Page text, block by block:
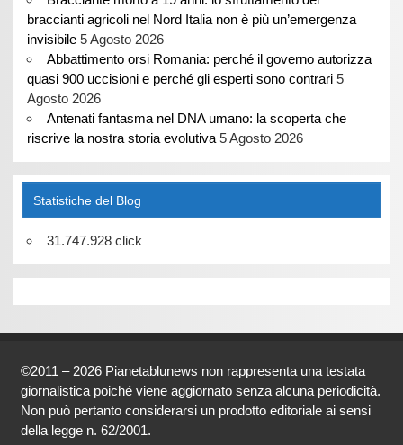
braccianti agricoli nel Nord Italia non è più un’emergenza
invisibile 5 Agosto 2026
Abbattimento orsi Romania: perché il governo autorizza
quasi 900 uccisioni e perché gli esperti sono contrari 5
Agosto 2026
Antenati fantasma nel DNA umano: la scoperta che
riscrive la nostra storia evolutiva 5 Agosto 2026
Statistiche del Blog
31.747.928 click
©2011 – 2026 Pianetablunews non rappresenta una testata
giornalistica poiché viene aggiornato senza alcuna periodicità.
Non può pertanto considerarsi un prodotto editoriale ai sensi
della legge n. 62/2001.